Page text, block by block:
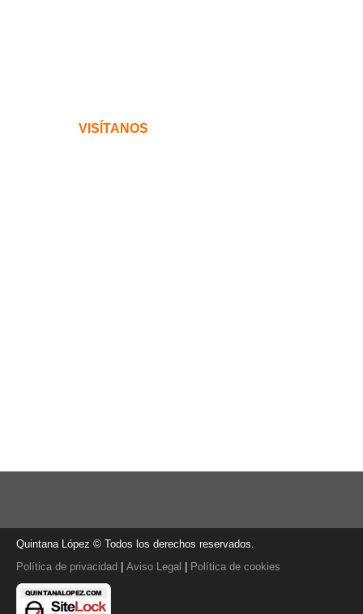
VISÍTANOS
Quintana López © Todos los derechos reservados.
Política de privacidad | Aviso Legal | Política de cookies